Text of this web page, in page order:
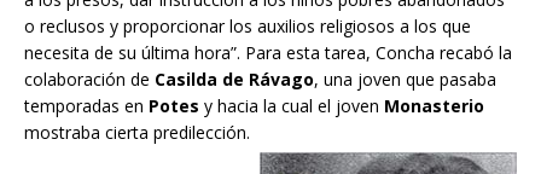
o reclusos y proporcionar los auxilios religiosos a los que
necesita de su última hora”. Para esta tarea, Concha recabó la
colaboración de Casilda de Rávago, una joven que pasaba
temporadas en Potes y hacia la cual el joven Monasterio
mostraba cierta predilección.